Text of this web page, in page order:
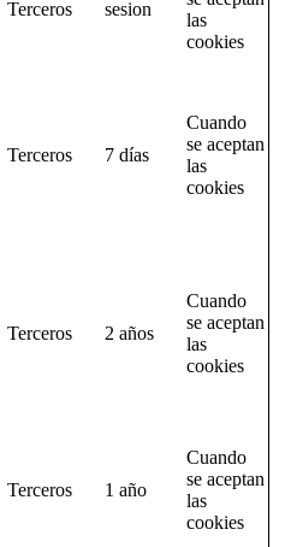
Terceros sesion
las
cookies
Terceros 7 días
Cuando
se aceptan
las
cookies
Terceros 2 años
Cuando
se aceptan
las
cookies
Terceros 1 año
Cuando
se aceptan
las
cookies